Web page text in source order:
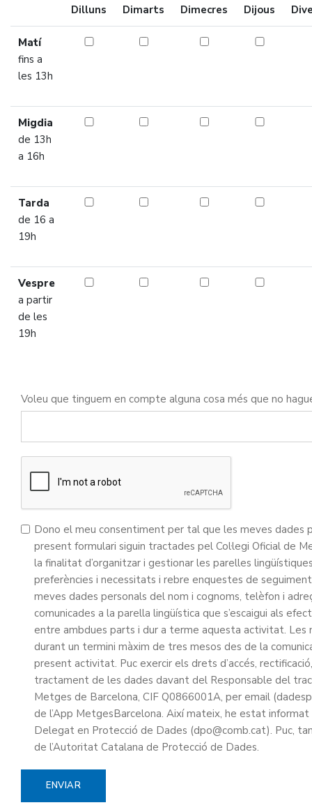
Dilluns Dimarts Dimecres Dijous
Matí
fins a
les 13h
Migdia
de 13h
a 16h
Tarda
de 16 a
19h
Vespre
a partir
de les
19h
Voleu que tinguem en compte alguna cosa més que no
Dono el meu consentiment per tal que les meves dades
present formulari siguin tractades pel Col·legi Oficial de
la finalitat d’organitzar i gestionar les parelles
preferències i necessitats i rebre enquestes de
meves dades personals del nom i cognoms, telèfon i
comunicades a la parella lingüística que s’escaigui als
entre ambdues parts i dur a terme aquesta activitat. Les
durant un termini màxim de tres mesos des de la
present activitat. Puc exercir els drets d’accés,
tractament de les dades davant del Responsable del
Metges de Barcelona, CIF Q0866001A, per email
de l’App MetgesBarcelona. Així mateix, he estat informat
Delegat en Protecció de Dades (dpo@comb.cat). Puc,
de l’Autoritat Catalana de Protecció de Dades.